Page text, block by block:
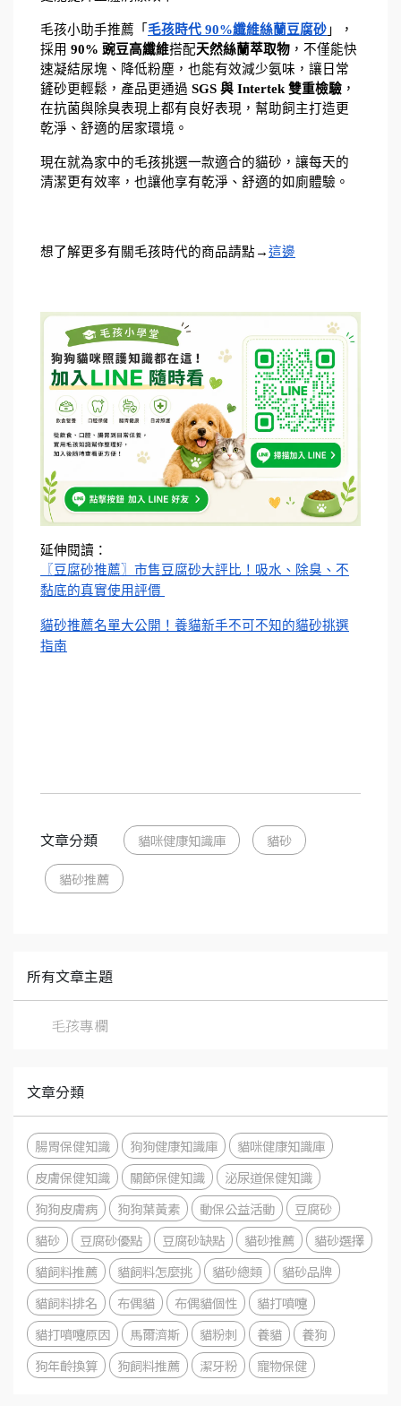
毛孩小助手推薦「 毛孩時代 90%纖維絲蘭豆腐砂 」，
採用 90% 豌豆高纖維搭配天然絲蘭萃取物 ，不僅能快
速凝結尿塊、降低粉塵，也能有效減少氨味，讓日常
鏟砂更輕鬆，產品更通過 SGS 與 Intertek 雙重檢驗 ，
在抗菌與除臭表現上都有良好表現，幫助飼主打造更
乾淨、舒適的居家環境。
現在就為家中的毛孩挑選一款適合的貓砂，讓每天的
清潔更有效率，也讓他享有乾淨、舒適的如廁體驗。
想了解更多有關毛孩時代的商品請點→這邊
延伸閱讀：
〖豆腐砂推薦〗市售豆腐砂大評比！吸水、除臭、不
黏底的真實使用評價
貓砂推薦名單大公開！養貓新手不可不知的貓砂挑選
指南
文章分類 貓咪健康知識庫 貓砂
貓砂推薦
所有文章主題
毛孩專欄
文章分類
腸胃保健知識 狗狗健康知識庫
貓咪健康知識庫
皮膚保健知識
關節保健知識
泌尿道保健知識
狗狗皮膚病
狗狗葉黃素 動保公益活動
豆腐砂
貓砂
豆腐砂優點 豆腐砂缺點 貓砂推薦
貓砂選擇
貓飼料推薦
貓飼料怎麼挑 貓砂總類
貓砂品牌
貓飼料排名
布偶貓 布偶貓個性
貓打噴嚏
貓打噴嚏原因
馬爾濟斯 貓粉刺 養貓
養狗
狗年齡換算
狗飼料推薦 潔牙粉 寵物保健